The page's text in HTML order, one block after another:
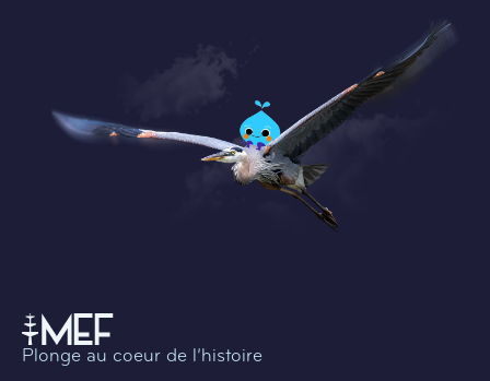
Plonge au coeur de l’histoire